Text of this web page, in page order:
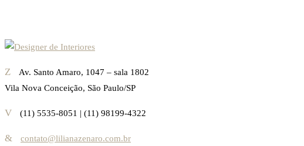
Av. Santo Amaro, 1047 – sala 1802
Vila Nova Conceição, São Paulo/SP
(11) 5535-8051 | (11) 98199-4322
contato@lilianazenaro.com.br